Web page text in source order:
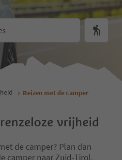
Reizen met de camper
vrijheid
de camper? Plan dan
camper naar Zuid-Tirol.